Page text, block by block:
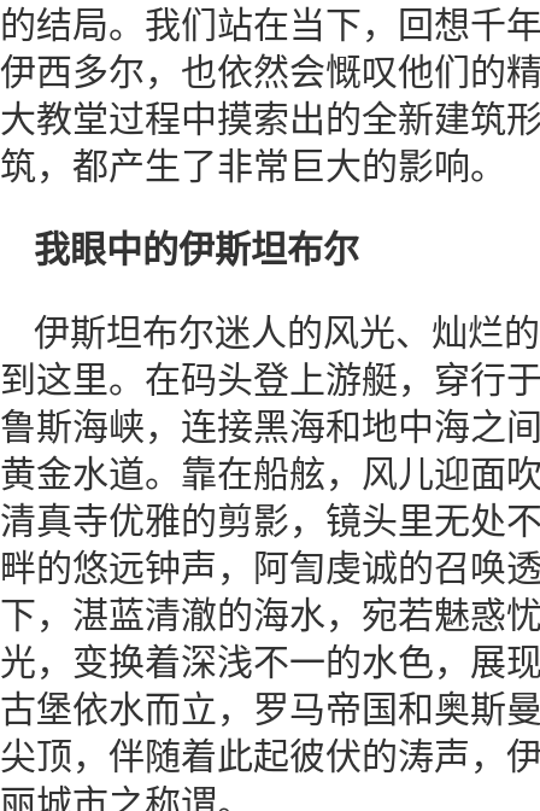
的结局。我们站在当下，回想千
伊西多尔，也依然会慨叹他们的
大教堂过程中摸索出的全新建筑
筑，都产生了非常巨大的影响。
我眼中的伊斯坦布尔
伊斯坦布尔迷人的风光、灿烂
到这里。在码头登上游艇，穿行
鲁斯海峡，连接黑海和地中海之
黄金水道。靠在船舷，风儿迎面
清真寺优雅的剪影，镜头里无处
畔的悠远钟声，阿訇虔诚的召
下，湛蓝清澈的海水，宛若魅惑
光，变换着深浅不一的水色，展
古堡依水而立，罗马帝国和奥斯
尖顶，伴随着此起彼伏的涛声，